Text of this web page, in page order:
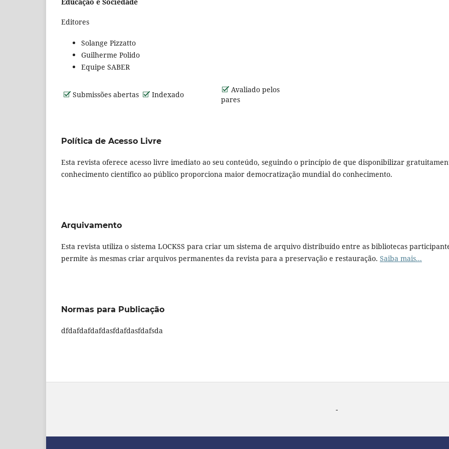
Editores
Solange Pizzatto
Guilherme Polido
Equipe SABER
Submissões abertas Indexado
Avaliado pelos
pares
Política de Acesso Livre
Esta revista oferece acesso livre imediato ao seu conteúdo, seguindo o princípio de que disponibilizar
conhecimento científico ao público proporciona maior democratização mundial do conhecimento.
Arquivamento
Esta revista utiliza o sistema LOCKSS para criar um sistema de arquivo distribuído entre as bibliotecas
permite às mesmas criar arquivos permanentes da revista para a preservação e restauração. Saiba mais...
Normas para Publicação
dfdafdafdafdasfdafdasfdafsda
-